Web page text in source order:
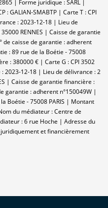
| Forme juridique : SARL |
: GALIAN-SMABTP | Carte T : CPI
: 2023-12-18 | Lieu de
RENNES | Caisse de garantie
de caisse de garantie : adherent
: 89 rue de la Boétie - 75008
: 380000 € | Carte G : CPI 3502
2023-12-18 | Lieu de délivrance : 2
| Caisse de garantie financière :
garantie : adherent n°150049W |
Boétie - 75008 PARIS | Montant
du médiateur : Centre de
: 6 rue Hoche | Adresse du
et financièrement